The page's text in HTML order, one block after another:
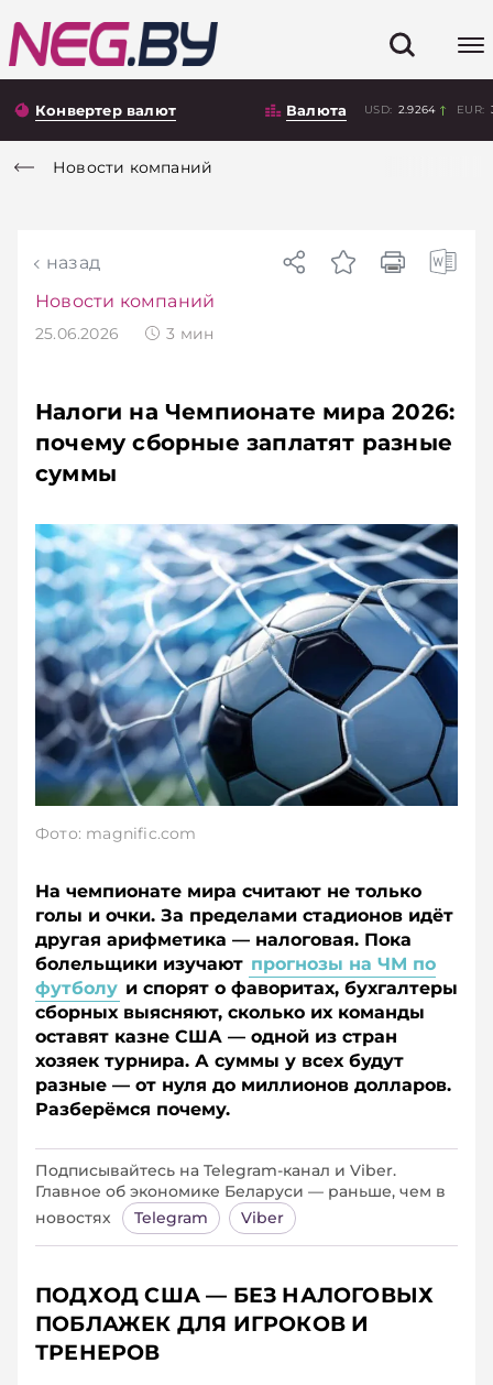
Конвертер валют Валюта USD: 2.9264 EUR:
Новости компаний
назад
Новости компаний
25.06.2026 3 мин
Налоги на Чемпионате мира 2026:
почему сборные заплатят разные
суммы
Фото: magnific.com
На чемпионате мира считают не только
голы и очки. За пределами стадионов идёт
другая арифметика — налоговая. Пока
болельщики изучают прогнозы на ЧМ по
футболу и спорят о фаворитах, бухгалтеры
сборных выясняют, сколько их команды
оставят казне США — одной из стран
хозяек турнира. А суммы у всех будут
разные — от нуля до миллионов долларов.
Разберёмся почему.
Подписывайтесь на Telegram‑канал и Viber.
Главное об экономике Беларуси — раньше, чем в
новостях
Telegram Viber
ПОДХОД США — БЕЗ НАЛОГОВЫХ
ПОБЛАЖЕК ДЛЯ ИГРОКОВ И
ТРЕНЕРОВ